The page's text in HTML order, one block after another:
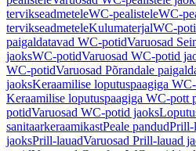
tervikseadmeteleWC-pealisteleWC-
tervikseadmeteleKulumaterjalWC-
paigaldatavad WC-potidVaruosad
jaoksWC-potidVaruosad WC-potid
WC-potidVaruosad Põrandale
jaoksKeraamilise loputuspaagiga
Keraamilise loputuspaagiga WC-pott
potidVaruosad WC-potid jaoks
sanitaarkeraamikastPeale pandudPrill-
jaoksPrill-lauadVaruosad Prill-lauad